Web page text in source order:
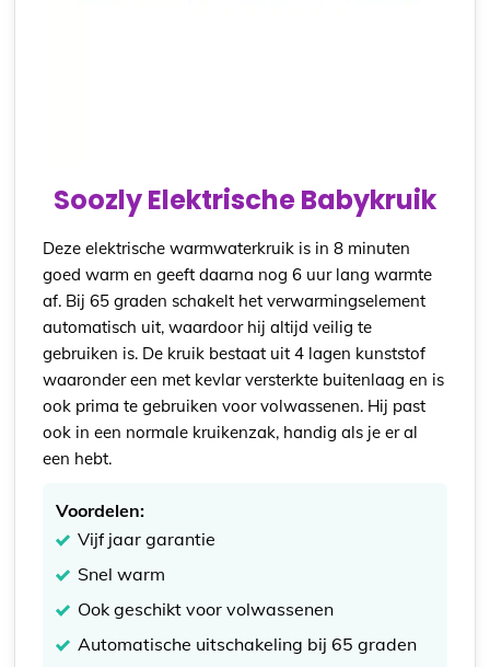
Soozly Elektrische Babykruik
Deze elektrische warmwaterkruik is in 8 minuten
goed warm en geeft daarna nog 6 uur lang warmte
af. Bij 65 graden schakelt het verwarmingselement
automatisch uit, waardoor hij altijd veilig te
gebruiken is. De kruik bestaat uit 4 lagen kunststof
waaronder een met kevlar versterkte buitenlaag en is
ook prima te gebruiken voor volwassenen. Hij past
ook in een normale kruikenzak, handig als je er al
een hebt.
Voordelen:
Vijf jaar garantie
Snel warm
Ook geschikt voor volwassenen
Automatische uitschakeling bij 65 graden